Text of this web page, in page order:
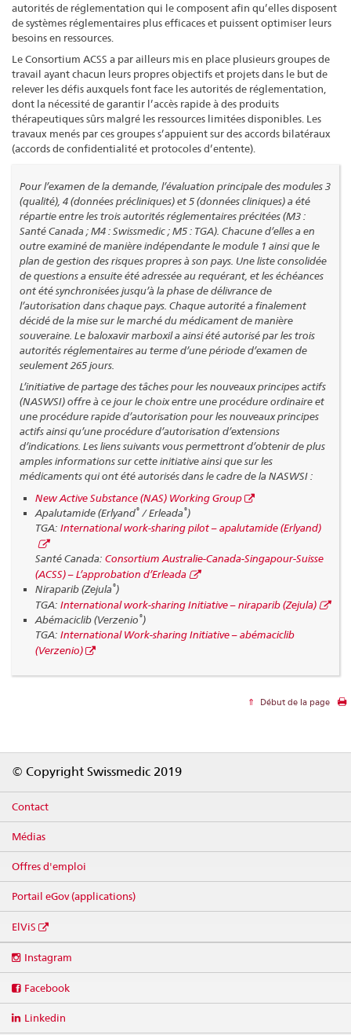
autorités de réglementation qui le composent afin qu’elles disposent
de systèmes réglementaires plus efficaces et puissent optimiser leurs
besoins en ressources.
Le Consortium ACSS a par ailleurs mis en place plusieurs groupes de
travail ayant chacun leurs propres objectifs et projets dans le but de
relever les défis auxquels font face les autorités de réglementation,
dont la nécessité de garantir l’accès rapide à des produits
thérapeutiques sûrs malgré les ressources limitées disponibles. Les
travaux menés par ces groupes s’appuient sur des accords bilatéraux
(accords de confidentialité et protocoles d’entente).
Pour l’examen de la demande, l’évaluation principale des modules 3
(qualité), 4 (données précliniques) et 5 (données cliniques) a été
répartie entre les trois autorités réglementaires précitées (M3 :
Santé Canada ; M4 : Swissmedic ; M5 : TGA). Chacune d’elles a en
outre examiné de manière indépendante le module 1 ainsi que le
plan de gestion des risques propres à son pays. Une liste consolidée
de questions a ensuite été adressée au requérant, et les échéances
ont été synchronisées jusqu’à la phase de délivrance de
l’autorisation dans chaque pays. Chaque autorité a finalement
décidé de la mise sur le marché du médicament de manière
souveraine. Le baloxavir marboxil a ainsi été autorisé par les trois
autorités réglementaires au terme d’une période d’examen de
seulement 265 jours.
L’initiative de partage des tâches pour les nouveaux principes actifs
(NASWSI) offre à ce jour le choix entre une procédure ordinaire et
une procédure rapide d’autorisation pour les nouveaux principes
actifs ainsi qu’une procédure d’autorisation d’extensions
d’indications. Les liens suivants vous permettront d’obtenir de plus
amples informations sur cette initiative ainsi que sur les
médicaments qui ont été autorisés dans le cadre de la NASWSI :
New Active Substance (NAS) Working Group
Apalutamide (Erlyand® / Erleada®)
TGA:International work-sharing pilot – apalutamide (Erlyand)
Santé Canada:Consortium Australie-Canada-Singapour-Suisse
(ACSS) – L’approbation d’Erleada
Niraparib (Zejula®)
TGA:International work-sharing Initiative – niraparib (Zejula)
Abémaciclib (Verzenio®)
TGA:International Work-sharing Initiative – abémaciclib
(Verzenio)
Début de la page
© Copyright Swissmedic 2019
Contact
Médias
Offres d'emploi
Portail eGov (applications)
ElViS
media
Instagram
Facebook
Linkedin